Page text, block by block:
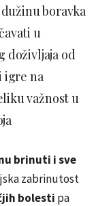
boravka
u
doživljaja od
igre na
važnost u
brinuti i sve
zabrinutost
bolesti pa